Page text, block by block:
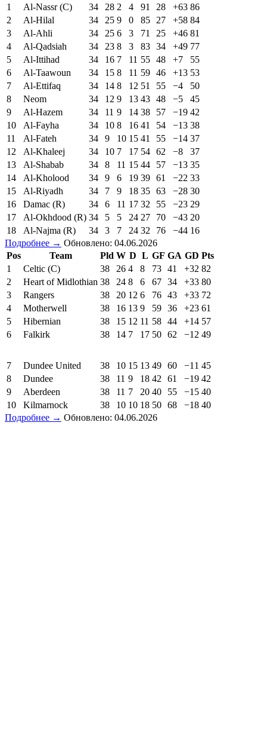
1
Al-Nassr (C) 34 28 2 4 91 28 +63 86
2
Al-Hilal 34 25 9 0 85 27 +58 84
3
Al-Ahli 34 25 6 3 71 25 +46 81
4
Al-Qadsiah 34 23 8 3 83 34 +49 77
5
Al-Ittihad 34 16 7 11 55 48 +7
55
6
Al-Taawoun 34 15 8 11 59 46 +13 53
7
Al-Ettifaq 34 14 8 12 51 55 −4
50
8
Neom 34 12 9 13 43 48 −5
45
9
Al-Hazem 34 11 9 14 38 57 −19 42
10
Al-Fayha 34 10 8 16 41 54 −13 38
11
Al-Fateh 34 9 10 15 41 55 −14 37
12
Al-Khaleej 34 10 7 17 54 62 −8
37
13
Al-Shabab 34 8 11 15 44 57 −13 35
14
Al-Kholood 34 9 6 19 39 61 −22 33
15
Al-Riyadh 34 7 9 18 35 63 −28 30
16
Damac (R) 34 6 11 17 32 55 −23 29
17
Al-Okhdood (R) 34 5 5 24 27 70 −43 20
18
Al-Najma (R) 34 3 7 24 32 76 −44 16
Подробнее → Обновлено: 04.06.2026
Pos
Team Pld W D L GF GA GD Pts
1
Celtic (C) 38 26 4 8 73 41 +32 82
2
Heart of Midlothian 38 24 8 6 67 34 +33 80
3
Rangers 38 20 12 6 76 43 +33 72
4
Motherwell 38 16 13 9 59 36 +23 61
5
Hibernian 38 15 12 11 58 44 +14 57
6
Falkirk 38 14 7 17 50 62 −12 49
7 Dundee United 38 10 15 13 49 60 −11 45
8
Dundee 38 11 9 18 42 61 −19 42
9
Aberdeen 38 11 7 20 40 55 −15 40
10
Kilmarnock 38 10 10 18 50 68 −18 40
Подробнее → Обновлено: 04.06.2026